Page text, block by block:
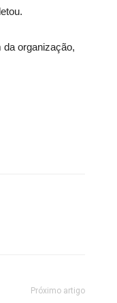
da organização,
Próximo artigo